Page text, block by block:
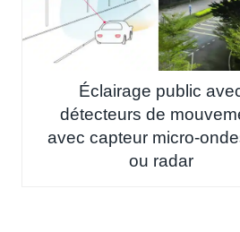
Éclairage public
détecteurs de
avec capteur micro-
ou radar